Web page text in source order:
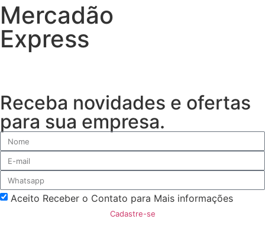
Mercadão
Express
Receba novidades e ofertas
para sua empresa.
Aceito Receber o Contato para Mais informações
Cadastre-se